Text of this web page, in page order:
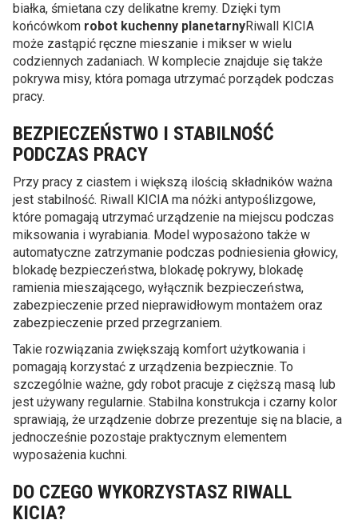
białka, śmietana czy delikatne kremy. Dzięki tym
końcówkom robot kuchenny planetarnyRiwall KICIA
może zastąpić ręczne mieszanie i mikser w wielu
codziennych zadaniach. W komplecie znajduje się także
pokrywa misy, która pomaga utrzymać porządek podczas
pracy.
BEZPIECZEŃSTWO I STABILNOŚĆ
PODCZAS PRACY
Przy pracy z ciastem i większą ilością składników ważna
jest stabilność. Riwall KICIA ma nóżki antypoślizgowe,
które pomagają utrzymać urządzenie na miejscu podczas
miksowania i wyrabiania. Model wyposażono także w
automatyczne zatrzymanie podczas podniesienia głowicy,
blokadę bezpieczeństwa, blokadę pokrywy, blokadę
ramienia mieszającego, wyłącznik bezpieczeństwa,
zabezpieczenie przed nieprawidłowym montażem oraz
zabezpieczenie przed przegrzaniem.
Takie rozwiązania zwiększają komfort użytkowania i
pomagają korzystać z urządzenia bezpiecznie. To
szczególnie ważne, gdy robot pracuje z cięższą masą lub
jest używany regularnie. Stabilna konstrukcja i czarny kolor
sprawiają, że urządzenie dobrze prezentuje się na blacie, a
jednocześnie pozostaje praktycznym elementem
wyposażenia kuchni.
DO CZEGO WYKORZYSTASZ RIWALL
KICIA?